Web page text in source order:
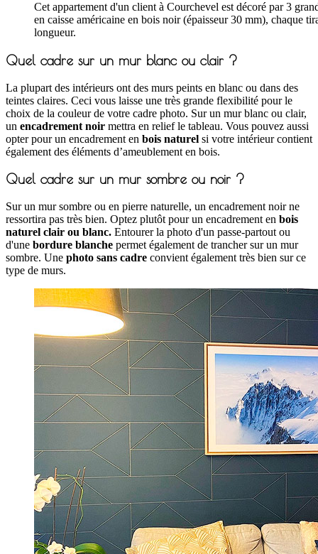
Cet appartement d'un client à Courchevel est décoré par 3
en caisse américaine en bois noir (épaisseur 30 mm), chaque
longueur.
Quel cadre sur un mur blanc ou clair ?
La plupart des intérieurs ont des murs peints en blanc ou dans des
teintes claires. Ceci vous laisse une très grande flexibilité pour le
choix de la couleur de votre cadre photo. Sur un mur blanc ou clair,
un encadrement noir mettra en relief le tableau. Vous pouvez aussi
opter pour un encadrement en bois naturel si votre intérieur contient
également des éléments d’ameublement en bois.
Quel cadre sur un mur sombre ou noir ?
Sur un mur sombre ou en pierre naturelle, un encadrement noir ne
ressortira pas très bien. Optez plutôt pour un encadrement en bois
naturel clair ou blanc. Entourer la photo d'un passe-partout ou
d'une bordure blanche permet également de trancher sur un mur
sombre. Une photo sans cadre convient également très bien sur ce
type de murs.